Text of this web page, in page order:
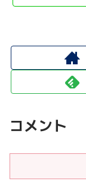
コメント